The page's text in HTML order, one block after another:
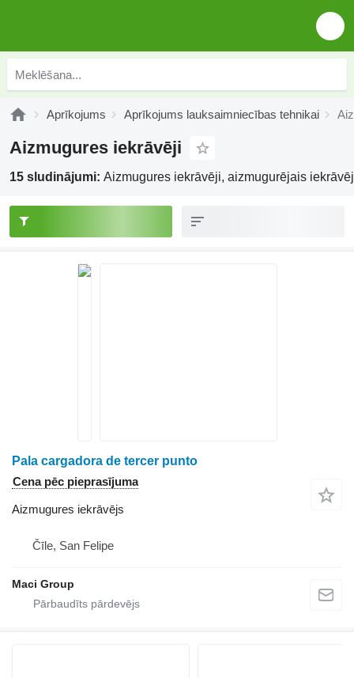
Aprīkojums Aprīkojums lauksaimniecības tehnikai
Aizmugures iekrāvēji
15 sludinājumi: Aizmugures iekrāvēji, aizmugurējais
Pala cargadora de tercer punto
Cena pēc pieprasījuma
Aizmugures iekrāvējs
Čīle, San Felipe
Maci Group